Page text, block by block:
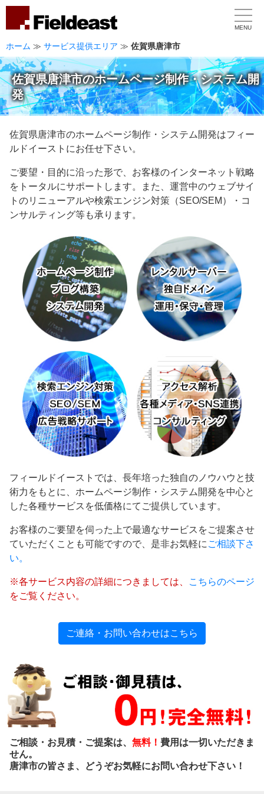
MENU
ホーム ≫ サービス提供エリア ≫ 佐賀県唐津市
佐賀県唐津市のホームページ制作・システム開
発
佐賀県唐津市のホームページ制作・システム開発はフィー
ルドイーストにお任せ下さい。
ご要望・目的に沿った形で、お客様のインターネット戦略
をトータルにサポートします。また、運営中のウェブサイ
トのリニューアルや検索エンジン対策（SEO/SEM）・コ
ンサルティング等も承ります。
フィールドイーストでは、長年培った独自のノウハウと技
術力をもとに、ホームページ制作・システム開発を中心と
した各種サービスを低価格にてご提供しています。
お客様のご要望を伺った上で最適なサービスをご提案させ
ていただくことも可能ですので、是非お気軽に ご相談下さ
い。
※各サービス内容の詳細につきましては、
こちらのページ
をご覧ください。
ご連絡・お問い合わせはこちら
ご相談・お見積・ご提案は、 無料！ 費用は一切いただきま
せん。
唐津市の皆さま、どうぞお気軽にお問い合わせ下さい！